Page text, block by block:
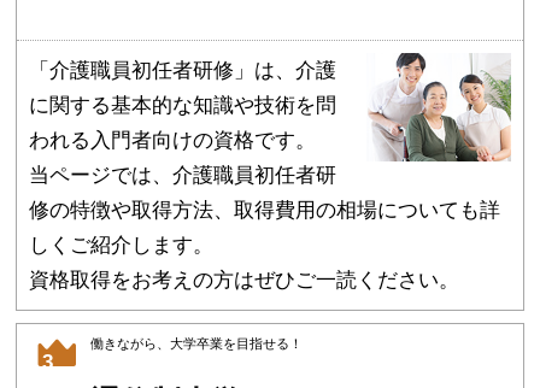
「介護職員初任者研修」は、介護
に関する基本的な知識や技術を問
われる入門者向けの資格です。
当ページでは、介護職員初任者研
修の特徴や取得方法、取得費用の相場についても詳
しくご紹介します。
資格取得をお考えの方はぜひご一読ください。
3
働きながら、大学卒業を目指せる！